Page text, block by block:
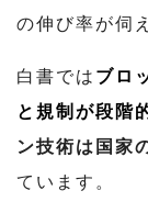
の伸び率が伺
白書では ブロ
と規制が段階
ン技術は国家
ています。